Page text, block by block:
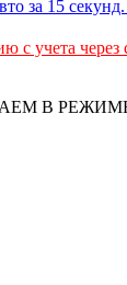
с учета через
В